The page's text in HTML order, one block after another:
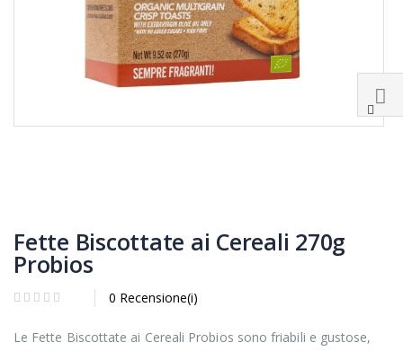
Fette Biscottate ai Cereali 270g
Probios
0 Recensione(i)
Le Fette Biscottate ai Cereali Probios sono friabili e gustose,